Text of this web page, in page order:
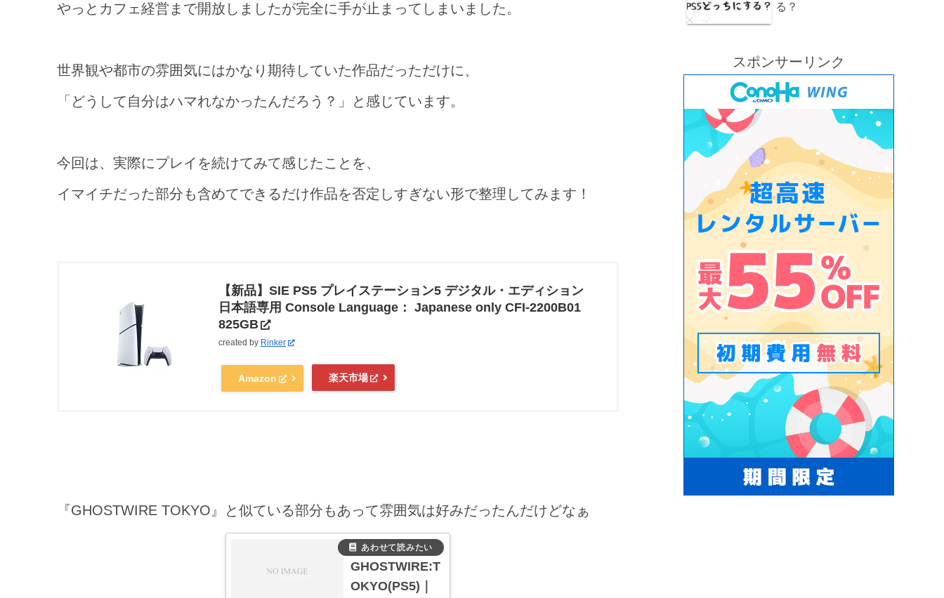
やっとカフェ経営まで開放しましたが完全に手が止まってしまいました。
世界観や都市の雰囲気にはかなり期待していた作品だっただけに、
「どうして自分はハマれなかったんだろう？」と感じています。
今回は、実際にプレイを続けてみて感じたことを、
イマイチだった部分も含めてできるだけ作品を否定しすぎない形で整理してみます！
【新品】SIE PS5 プレイステーション5 デジタル・エディション
日本語専用 Console Language： Japanese only CFI-2200B01
825GB
created by Rinker
Amazon 楽天市場
『GHOSTWIRE TOKYO』と似ている部分もあって雰囲気は好みだったんだけどなぁ
【レビュー】
GHOSTWIRE:T
OKYO(PS5)｜
る？
スポンサーリンク